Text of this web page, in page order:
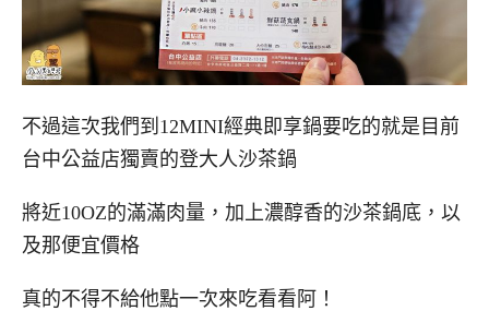
不過這次我們到12MINI經典即享鍋要吃的就是目前
台中公益店獨賣的登大人沙茶鍋
將近10OZ的滿滿肉量，加上濃醇香的沙茶鍋底，以
及那便宜價格
真的不得不給他點一次來吃看看阿！